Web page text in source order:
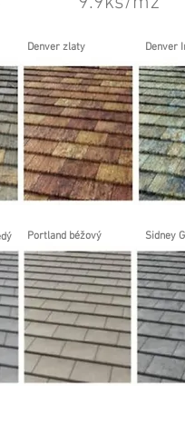
Denver zlaty Denver
Portland béžový Sidney